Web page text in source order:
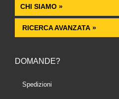
CHI SIAMO »
RICERCA AVANZATA »
DOMANDE?
Spedizioni